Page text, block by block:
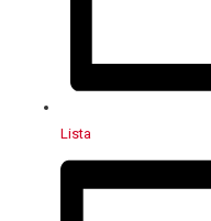
Lista